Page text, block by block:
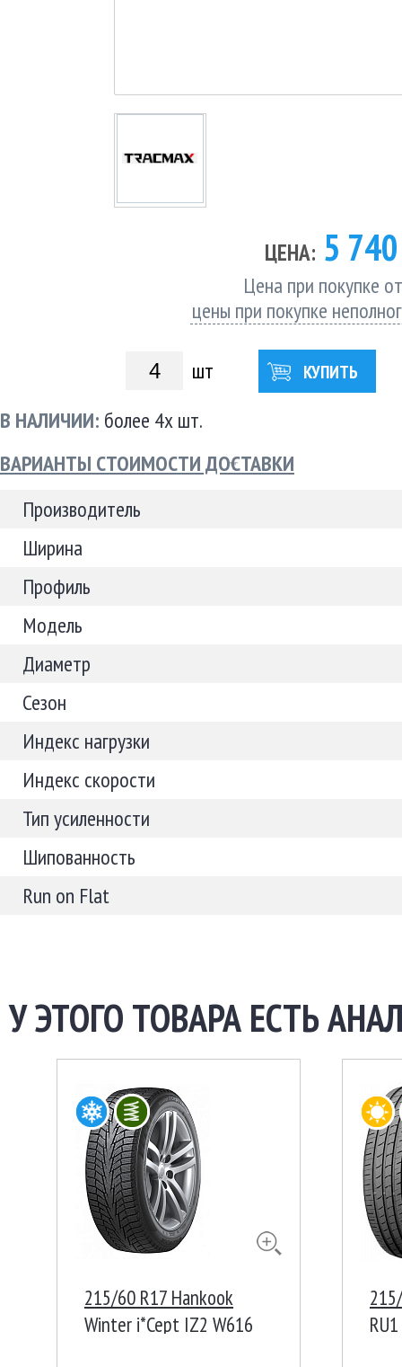
ЦЕНА: 5
Цена при покупке
цены при покупке
шт КУПИТЬ
В НАЛИЧИИ: более 4х шт.
ВАРИАНТЫ СТОИМОСТИ ДОСТАВКИ
Производитель
Ширина
Профиль
Модель
Диаметр
Сезон
Индекс нагрузки
Индекс скорости
Тип усиленности
Шипованность
Run on Flat
У ЭТОГО ТОВАРА ЕСТЬ
215/60 R17 Hankook
Winter i*Cept IZ2 W616